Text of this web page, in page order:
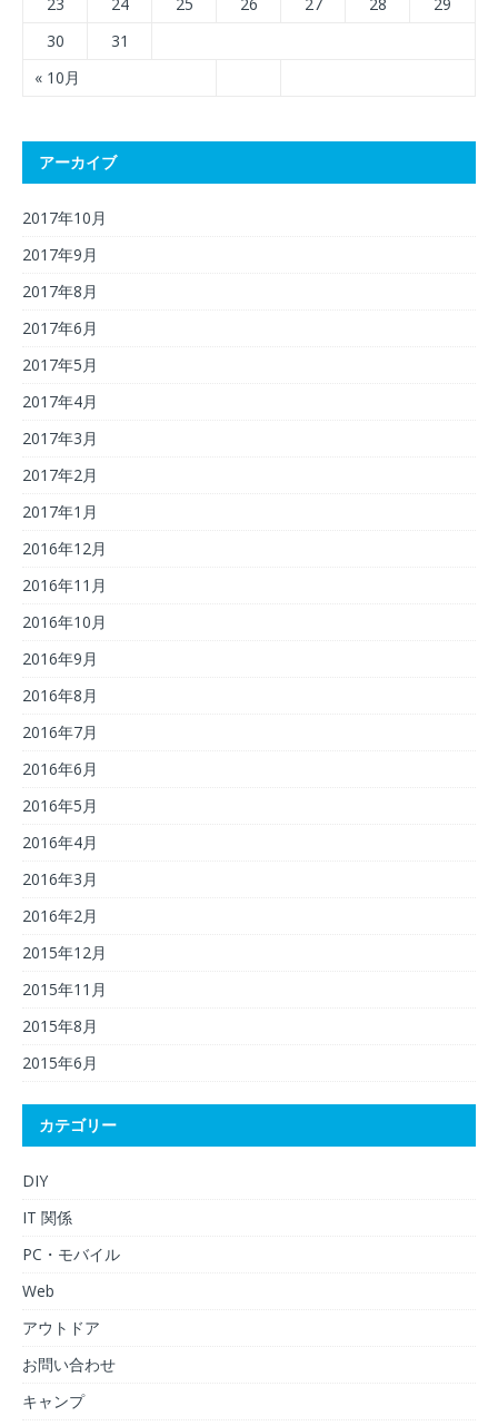
« 10月
30
31
アーカイブ
2017年10月
2017年9月
2017年8月
2017年6月
2017年5月
2017年4月
2017年3月
2017年2月
2017年1月
2016年12月
2016年11月
2016年10月
2016年9月
2016年8月
2016年7月
2016年6月
2016年5月
2016年4月
2016年3月
2016年2月
2015年12月
2015年11月
2015年8月
2015年6月
カテゴリー
DIY
IT 関係
PC・モバイル
Web
アウトドア
お問い合わせ
キャンプ